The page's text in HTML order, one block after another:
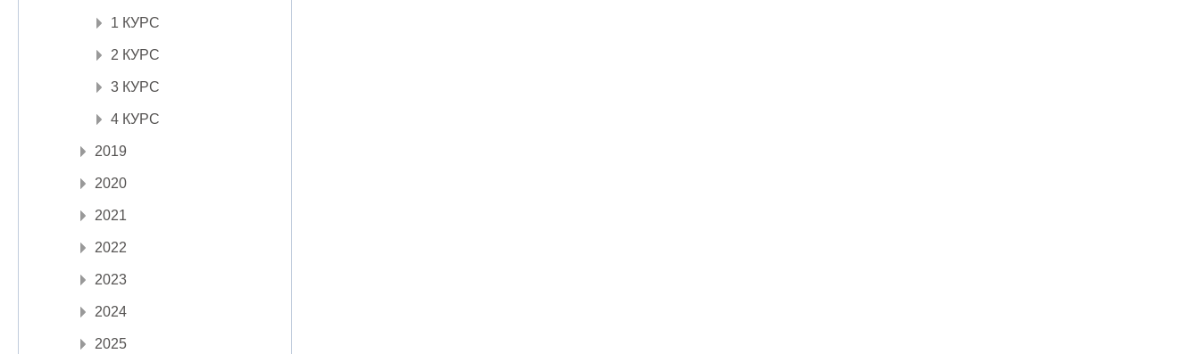
1 КУРС
2 КУРС
3 КУРС
4 КУРС
2019
2020
2021
2022
2023
2024
2025